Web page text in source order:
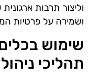
וליצור תרבות
ושמירה על פרטיות
שימוש
תהליכי ניהול